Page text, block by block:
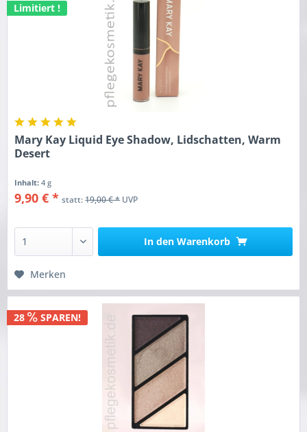
Limitiert !
Mary Kay Liquid Eye Shadow, Lidschatten, Warm
Desert
Inhalt:4 g
9,90 € * statt:19,00 € *UVP
In den Warenkorb
Merken
28 SPAREN!